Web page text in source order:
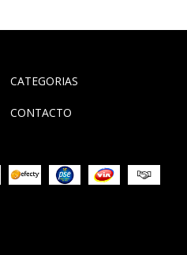
CATEGORIAS
CONTACTO